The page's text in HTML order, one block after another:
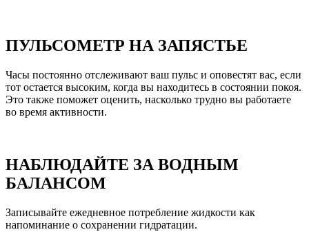
ПУЛЬСОМЕТР НА ЗАПЯСТЬЕ
Часы постоянно отслеживают ваш пульс и оповестят вас, если
тот остается высоким, когда вы находитесь в состоянии покоя.
Это также поможет оценить, насколько трудно вы работаете
во время активности.
НАБЛЮДАЙТЕ ЗА ВОДНЫМ
БАЛАНСОМ
Записывайте ежедневное потребление жидкости как
напоминание о сохранении гидратации.